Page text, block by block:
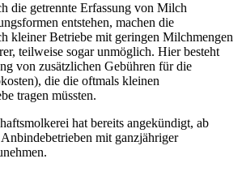
die getrennte Erfassung von Milch
entstehen, machen die
kleiner Betriebe mit geringen Milchmengen
teilweise sogar unmöglich. Hier besteht
von zusätzlichen Gebühren für die
die die oftmals kleinen
tragen müssten.
hat bereits angekündigt, ab
mit ganzjähriger